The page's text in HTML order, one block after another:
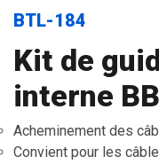
BTL-184
Kit de
interne
Acheminement des
Convient pour les